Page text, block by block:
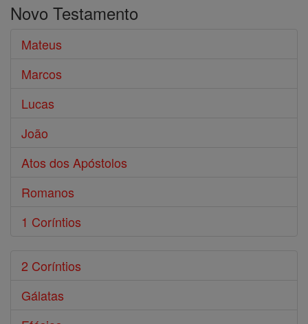
Bíblia
Novo Testamento
Mateus
Marcos
Lucas
João
Atos dos Apóstolos
Romanos
1 Coríntios
2 Coríntios
Gálatas